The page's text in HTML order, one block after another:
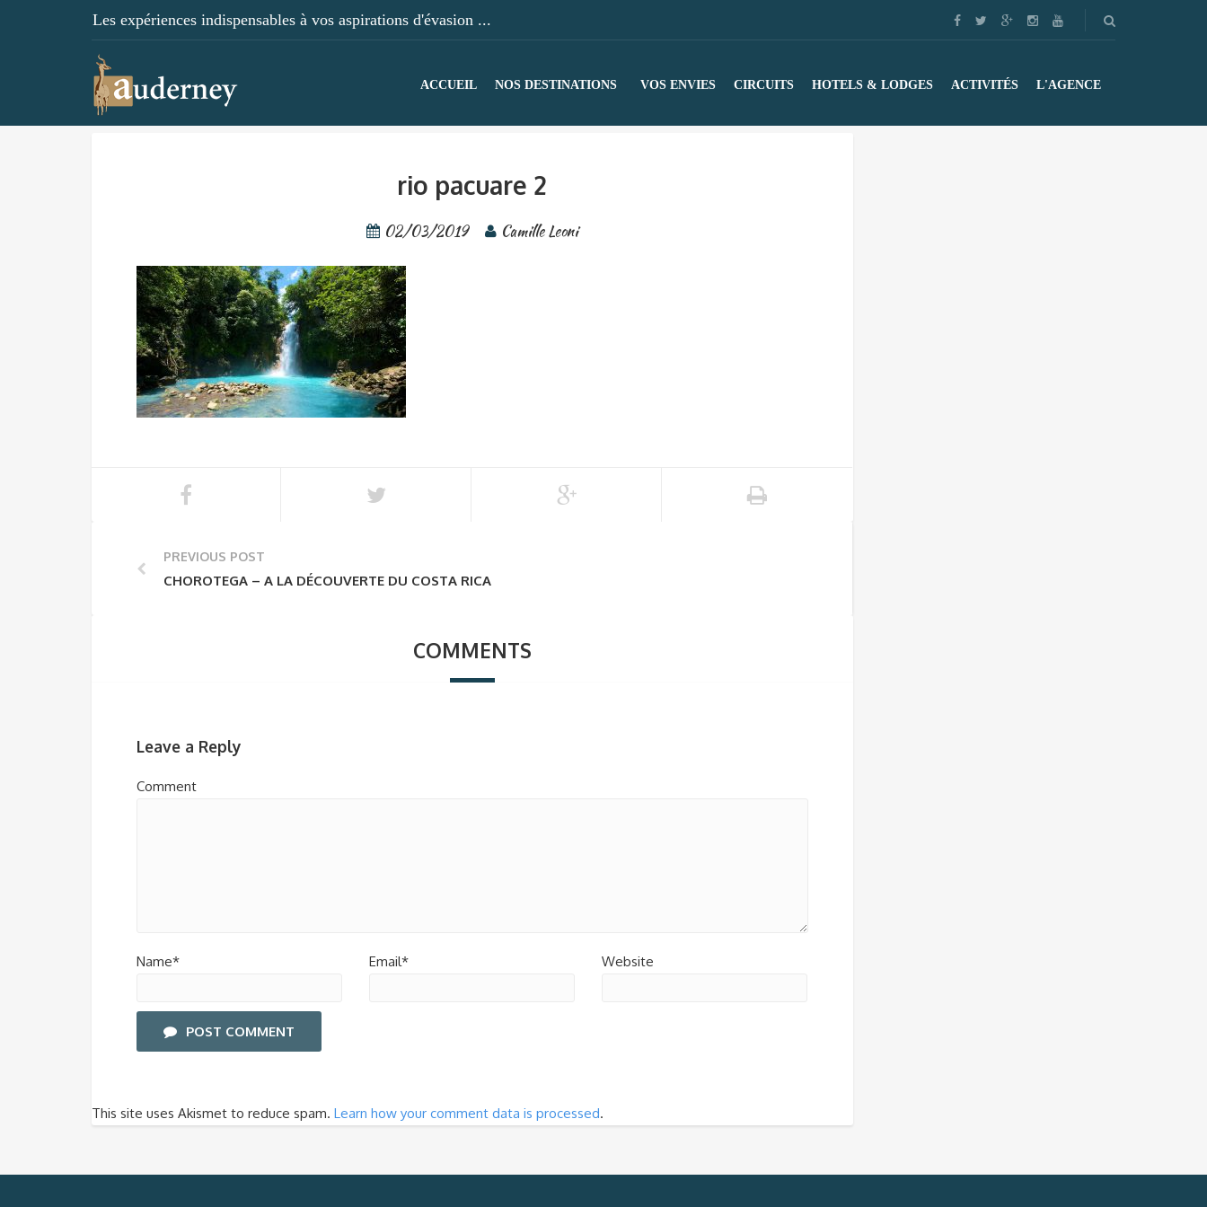
Les expériences indispensables à vos aspirations d'évasion ...
ACCUEIL NOS DESTINATIONS VOS ENVIES CIRCUITS HOTELS & LODGES ACTIVITÉS L'AGENCE
rio pacuare 2
02/03/2019 Camille Leoni
PREVIOUS POST
CHOROTEGA – A LA DÉCOUVERTE DU COSTA RICA
COMMENTS
Leave a Reply
Comment
Name* Email* Website
POST COMMENT
This site uses Akismet to reduce spam. Learn how your comment data is processed.